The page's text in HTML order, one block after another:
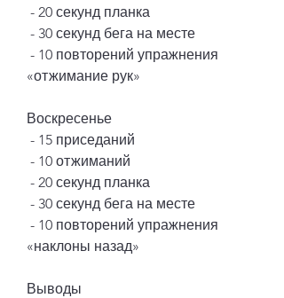
- 20 секунд планка
- 30 секунд бега на месте
«отжимание рук»
Воскресенье
- 15 приседаний
- 10 отжиманий
- 20 секунд планка
- 30 секунд бега на месте
«наклоны назад»
Выводы